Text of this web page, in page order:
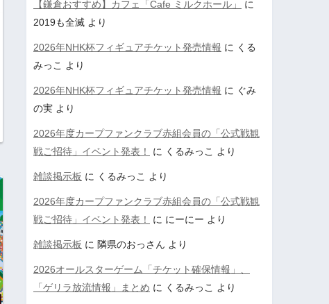
【鎌倉おすすめ】カフェ「Cafe ミルクホール」
に
2019も全滅 より
2026年NHK杯フィギュアチケット発売情報 に くる
みっこ より
2026年NHK杯フィギュアチケット発売情報 に ぐみ
の実 より
2026年度カープファンクラブ赤組会員の「公式戦観
戦ご招待」イベント発表！
に くるみっこ より
雑談掲示板 に くるみっこ より
2026年度カープファンクラブ赤組会員の「公式戦観
戦ご招待」イベント発表！
に にーにー より
雑談掲示板 に 隣県のおっさん より
2026オールスターゲーム「チケット確保情報」、
「ゲリラ放流情報」まとめ に くるみっこ より